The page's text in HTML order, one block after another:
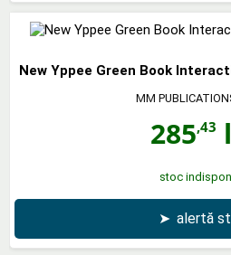
New Yppee Green Book
MM
285,43
stoc
➤ alertă